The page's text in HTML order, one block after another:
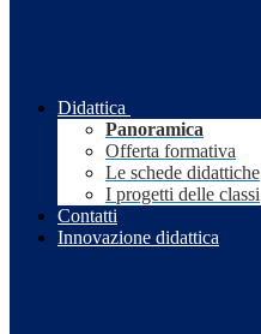
Didattica
Panoramica
Offerta formativa
Le schede didattiche
I progetti delle classi
Contatti
Innovazione didattica